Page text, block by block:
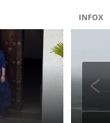
INFOX